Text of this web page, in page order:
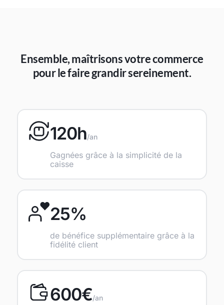
Ensemble, maîtrisons votre commerce
pour le faire grandir sereinement.
120h/an
Gagnées grâce à la simplicité de la
caisse
25%
de bénéfice supplémentaire grâce à la
fidélité client
600€/an